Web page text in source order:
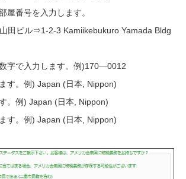
番号を入力します。
田ビル⇒1-2-3 Kamiikebukuro Yamada Bldg
字で入力します。例)170—0012
す。例) Japan (日本, Nippon)
。例) Japan (日本, Nippon)
す。例) Japan (日本, Nippon)